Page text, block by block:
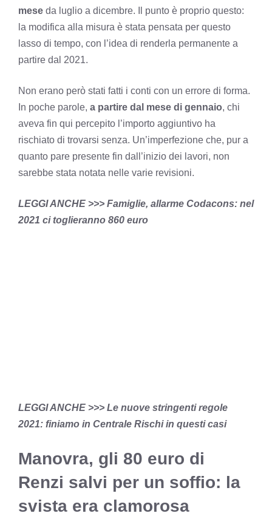
mese da luglio a dicembre. Il punto è proprio questo:
la modifica alla misura è stata pensata per questo
lasso di tempo, con l’idea di renderla permanente a
partire dal 2021.
Non erano però stati fatti i conti con un errore di forma.
In poche parole, a partire dal mese di gennaio, chi
aveva fin qui percepito l’importo aggiuntivo ha
rischiato di trovarsi senza. Un’imperfezione che, pur a
quanto pare presente fin dall’inizio dei lavori, non
sarebbe stata notata nelle varie revisioni.
LEGGI ANCHE >>> Famiglie, allarme Codacons: nel
2021 ci toglieranno 860 euro
LEGGI ANCHE >>> Le nuove stringenti regole
2021: finiamo in Centrale Rischi in questi casi
Manovra, gli 80 euro di
Renzi salvi per un soffio: la
svista era clamorosa